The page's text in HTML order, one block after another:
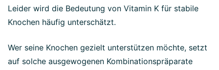
Leider wird die Bedeutung von Vitamin K für stabile
Knochen häufig unterschätzt.
Wer seine Knochen gezielt unterstützen möchte, setzt
auf solche ausgewogenen Kombinationspräparate